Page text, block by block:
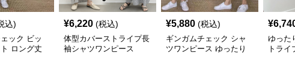
込)
ック ビッ
ロング丈
¥6,220 (税込)
体型カバーストライプ長
袖シャツワンピース
¥5,880 (税込)
ギンガムチェック シャ
ツワンピース ゆったり
¥
ゆった
トライ